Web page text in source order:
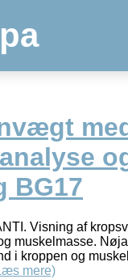
BG17
Visning af
muskelmasse.
i kroppen og
mere)